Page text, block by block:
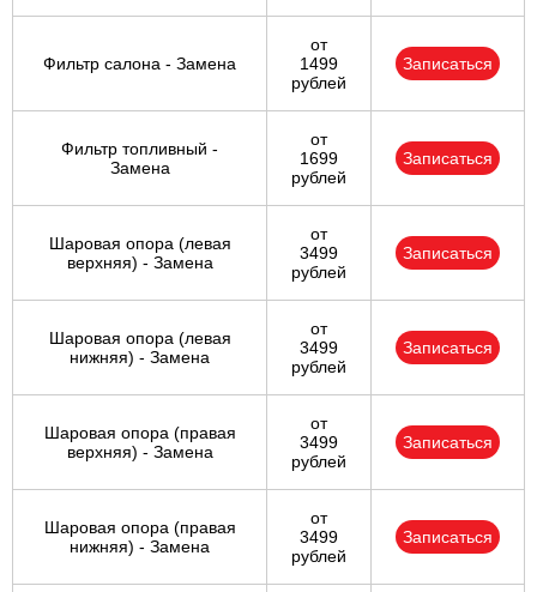
Фильтр салона - Замена
от
1499
рублей
Записаться
Фильтр топливный -
Замена
от
1699
рублей
Записаться
Шаровая опора (левая
верхняя) - Замена
от
3499
рублей
Записаться
Шаровая опора (левая
нижняя) - Замена
от
3499
рублей
Записаться
Шаровая опора (правая
верхняя) - Замена
от
3499
рублей
Записаться
Шаровая опора (правая
нижняя) - Замена
от
3499
рублей
Записаться